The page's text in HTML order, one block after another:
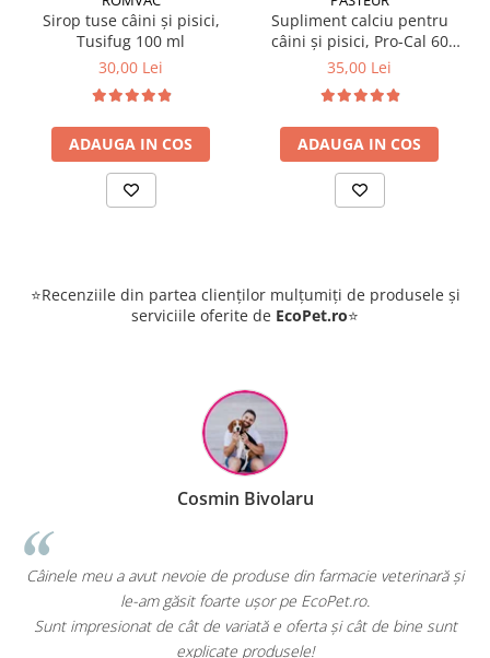
Sirop tuse câini și pisici,
Tusifug 100 ml
30,00 Lei
ADAUGA IN COS
Supliment calciu pentru
câini și pisici, Pro-Cal 60
tablete
35,00 Lei
ADAUGA IN COS
⭐Recenziile din partea clienților mulțumiți de produsele și
serviciile oferite de EcoPet.ro⭐
Cosmin Bivolaru
Câinele meu a avut nevoie de produse din farmacie veterinară și
le-am găsit foarte ușor pe EcoPet.ro.
Sunt impresionat de cât de variată e oferta și cât de bine sunt
explicate produsele!